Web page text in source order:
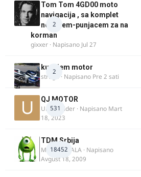
2
Tom Tom 4GD00 moto
navigacija , sa komplet
nosacem-punjacem za na
korman
gixxer · Napisano Jul 27
2
kupujem motor
strugo · Napisano Pre 2 sati
531
QJ MOTOR
Urban Rider · Napisano Mart
18, 2023
18452
TDM Srbija
MURICAMALA · Napisano
Avgust 18, 2009